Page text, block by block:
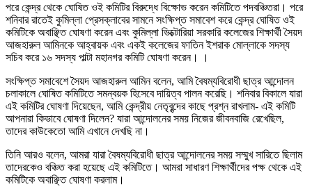
পরে কেন্দ্র থেকে ঘোষিত ওই কমিটির বিরুদ্ধে বিক্ষোভ করেন কমিটিতে পদবঞ্চিতরা। পরে
শনিবার রাতেই কুমিল্লা প্রেসক্লাবের সামনে সংক্ষিপ্ত সমাবেশ করে কেন্দ্র ঘোষিত ওই
কমিটিকে অবাঞ্ছিত ঘোষণা করেন এবং কুমিল্লা ভিক্টোরিয়া সরকারি কলেজের শিক্ষার্থী সৈয়দ
আজহারুল আমিনকে আহ্বায়ক এবং একই কলেজের ফাতিন ইশরাক মোল্লাকে সদস্য
সচিব করে ১৬ সদস্য পাল্টা মহানগর কমিটি ঘোষণা করেন। ।
সংক্ষিপ্ত সমাবেশে সৈয়দ আজহারুল আমিন বলেন, আমি বৈষম্যবিরোধী ছাত্র আন্দোলন
চলাকালে ঘোষিত কমিটিতে সমন্বয়ক হিসেবে দায়িত্ব পালন করেছি। শনিবার বিকালে যারা
এই কমিটির ঘোষণা দিয়েছেন, আমি কেন্দ্রীয় নেতৃবৃন্দের কাছে প্রশ্ন রাখলাম- এই কমিটি
আপনারা কিভাবে ঘোষণা দিলেন? যারা আন্দোলনের সময় নিজের জীবনবাজি রেখেছিল,
তাদের কাউকেতো আমি এখানে দেখছি না।
তিনি আরও বলেন, আমরা যারা বৈষম্যবিরোধী ছাত্র আন্দোলনের সময় সম্মুখ সারিতে ছিলাম
তাদেরকেও বঞ্চিত করা হয়েছে এই কমিটিতে। আমরা সাধারণ শিক্ষার্থীদের পক্ষ থেকে এই
কমিটিকে অবাঞ্ছিত ঘোষণা করলাম।